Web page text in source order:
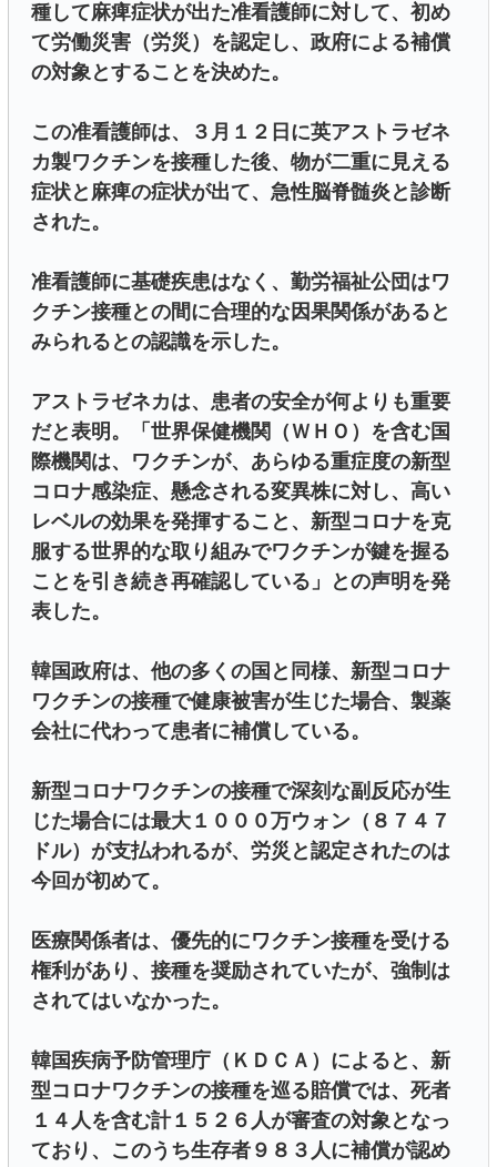
種して麻痺症状が出た准看護師に対して、初め
て労働災害（労災）を認定し、政府による補償
の対象とすることを決めた。
この准看護師は、３月１２日に英アストラゼネ
カ製ワクチンを接種した後、物が二重に見える
症状と麻痺の症状が出て、急性脳脊髄炎と診断
された。
准看護師に基礎疾患はなく、勤労福祉公団はワ
クチン接種との間に合理的な因果関係があると
みられるとの認識を示した。
アストラゼネカは、患者の安全が何よりも重要
だと表明。「世界保健機関（ＷＨＯ）を含む国
際機関は、ワクチンが、あらゆる重症度の新型
コロナ感染症、懸念される変異株に対し、高い
レベルの効果を発揮すること、新型コロナを克
服する世界的な取り組みでワクチンが鍵を握る
ことを引き続き再確認している」との声明を発
表した。
韓国政府は、他の多くの国と同様、新型コロナ
ワクチンの接種で健康被害が生じた場合、製薬
会社に代わって患者に補償している。
新型コロナワクチンの接種で深刻な副反応が生
じた場合には最大１０００万ウォン（８７４７
ドル）が支払われるが、労災と認定されたのは
今回が初めて。
医療関係者は、優先的にワクチン接種を受ける
権利があり、接種を奨励されていたが、強制は
されてはいなかった。
韓国疾病予防管理庁（ＫＤＣＡ）によると、新
型コロナワクチンの接種を巡る賠償では、死者
１４人を含む計１５２６人が審査の対象となっ
ており、このうち生存者９８３人に補償が認め